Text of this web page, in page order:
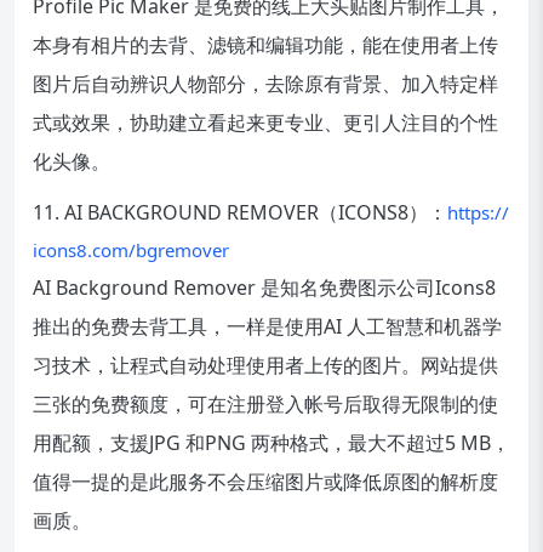
Profile Pic Maker 是免费的线上大头贴图片制作工具，
本身有相片的去背、滤镜和编辑功能，能在使用者上传
图片后自动辨识人物部分，去除原有背景、加入特定样
式或效果，协助建立看起来更专业、更引人注目的个性
化头像。
11. AI BACKGROUND REMOVER（ICONS8）： https://
icons8.com/bgremover
AI Background Remover 是知名免费图示公司Icons8
推出的免费去背工具，一样是使用AI 人工智慧和机器学
习技术，让程式自动处理使用者上传的图片。网站提供
三张的免费额度，可在注册登入帐号后取得无限制的使
用配额，支援JPG 和PNG 两种格式，最大不超过5 MB，
值得一提的是此服务不会压缩图片或降低原图的解析度
画质。